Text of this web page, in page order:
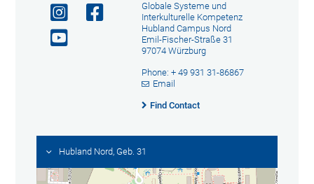
Globale Systeme und
Interkulturelle Kompetenz
Hubland Campus Nord
Emil-Fischer-Straße 31
97074 Würzburg
Phone: + 49 931 31-86867
Email
Find Contact
Hubland Nord, Geb. 31